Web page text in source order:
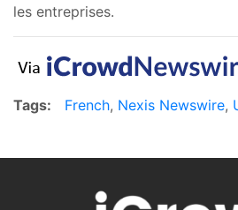
les entreprises.
Tags: French, Nexis Newswire,